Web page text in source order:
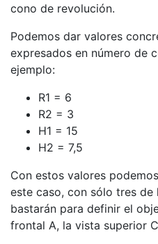
cono de revolución.
Podemos dar valores
expresados en número de
ejemplo:
R1 = 6
R2 = 3
H1 = 15
H2 = 7,5
Con estos valores
este caso, con sólo tres de
bastarán para definir el
frontal A, la vista superior